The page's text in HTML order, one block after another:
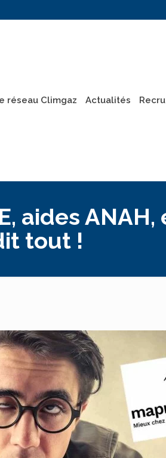
réseau Climgaz Actualités
aides
tout !